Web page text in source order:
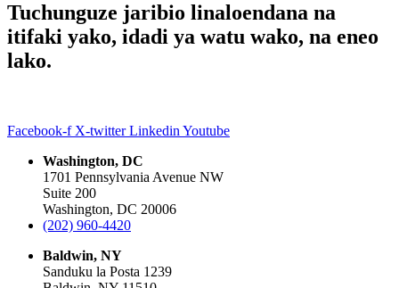
Tuchunguze jaribio linaloendana na
itifaki yako, idadi ya watu wako, na eneo
lako.
Facebook-f X-twitter Linkedin Youtube
Washington, DC
1701 Pennsylvania Avenue NW
Suite 200
Washington, DC 20006
(202) 960-4420
Baldwin, NY
Sanduku la Posta 1239